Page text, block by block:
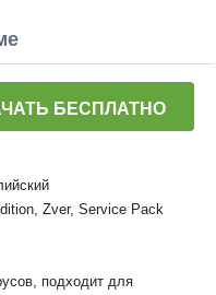
БЕСПЛАТНО
Zver, Service Pack
подходит для